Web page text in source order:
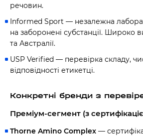
речовин.
Informed Sport — незалежна
на заборонені субстанції. Широко
та Австралії.
USP Verified — перевірка складу,
відповідності етикетці.
Конкретні бренди з
Преміум-сегмент (з
Thorne Amino Complex —